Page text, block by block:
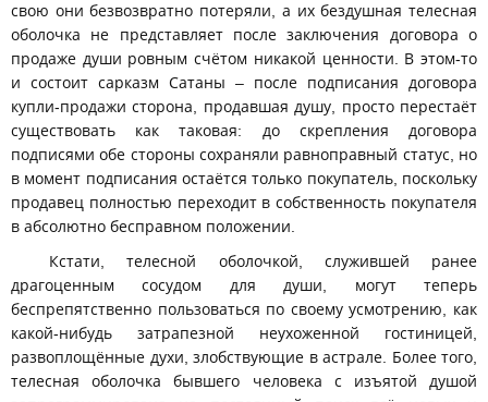
свою они безвозвратно потеряли, а их бездушная телесная
оболочка не представляет после заключения договора о
продаже души ровным счётом никакой ценности. В этом-то
и состоит сарказм Сатаны – после подписания договора
купли-продажи сторона, продавшая душу, просто перестаёт
существовать как таковая: до скрепления договора
подписями обе стороны сохраняли равноправный статус, но
в момент подписания остаётся только покупатель, поскольку
продавец полностью переходит в собственность покупателя
в абсолютно бесправном положении.
Кстати, телесной оболочкой, служившей ранее
драгоценным сосудом для души, могут теперь
беспрепятственно пользоваться по своему усмотрению, как
какой-нибудь затрапезной неухоженной гостиницей,
развоплощённые духи, злобствующие в астрале. Более того,
телесная оболочка бывшего человека с изъятой душой